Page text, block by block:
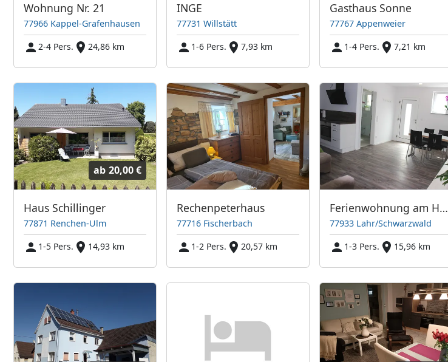
Wohnung Nr. 21
77966 Kappel-Grafenhausen
2-4 Pers.
24,86 km
INGE
77731 Willstätt
1-6 Pers.
7,93 km
Gasthaus Sonne
77767 Appenweier
1-4 Pers.
7,21 km
ab 20,00 €
Haus Schillinger
77871 Renchen-Ulm
1-5 Pers.
14,93 km
Rechenpeterhaus
77716 Fischerbach
1-2 Pers.
20,57 km
Ferienwohnung am Hagendorn
77933 Lahr/Schwarzwald
1-3 Pers.
15,96 km